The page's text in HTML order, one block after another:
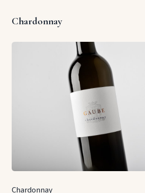
Chardonnay
Chardonnay